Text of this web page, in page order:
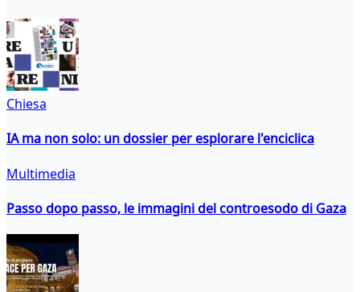
Chiesa
IA ma non solo: un dossier per esplorare l'enciclica
Multimedia
Passo dopo passo, le immagini del controesodo di Gaza